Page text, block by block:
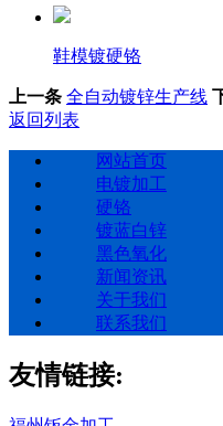
鞋模镀硬铬
上一条 全自动镀锌生产线
返回列表
网站首页
电镀加工
硬铬
镀蓝白锌
黑色氧化
新闻资讯
关于我们
联系我们
友情链接: